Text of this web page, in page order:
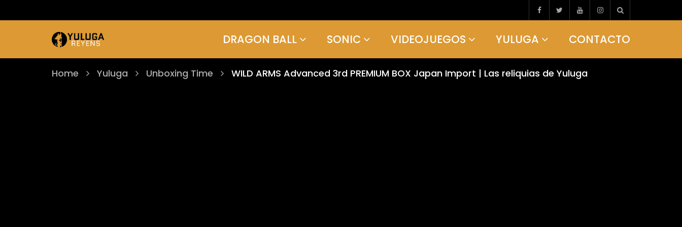
DRAGON BALL SONIC VIDEOJUEGOS YULUGA CONTACTO
Home Yuluga Unboxing Time WILD ARMS Advanced 3rd PREMIUM BOX Japan Import | Las reliquias de Yuluga